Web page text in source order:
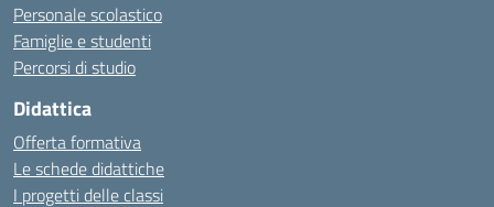
Personale scolastico
Famiglie e studenti
Percorsi di studio
Didattica
Offerta formativa
Le schede didattiche
I progetti delle classi